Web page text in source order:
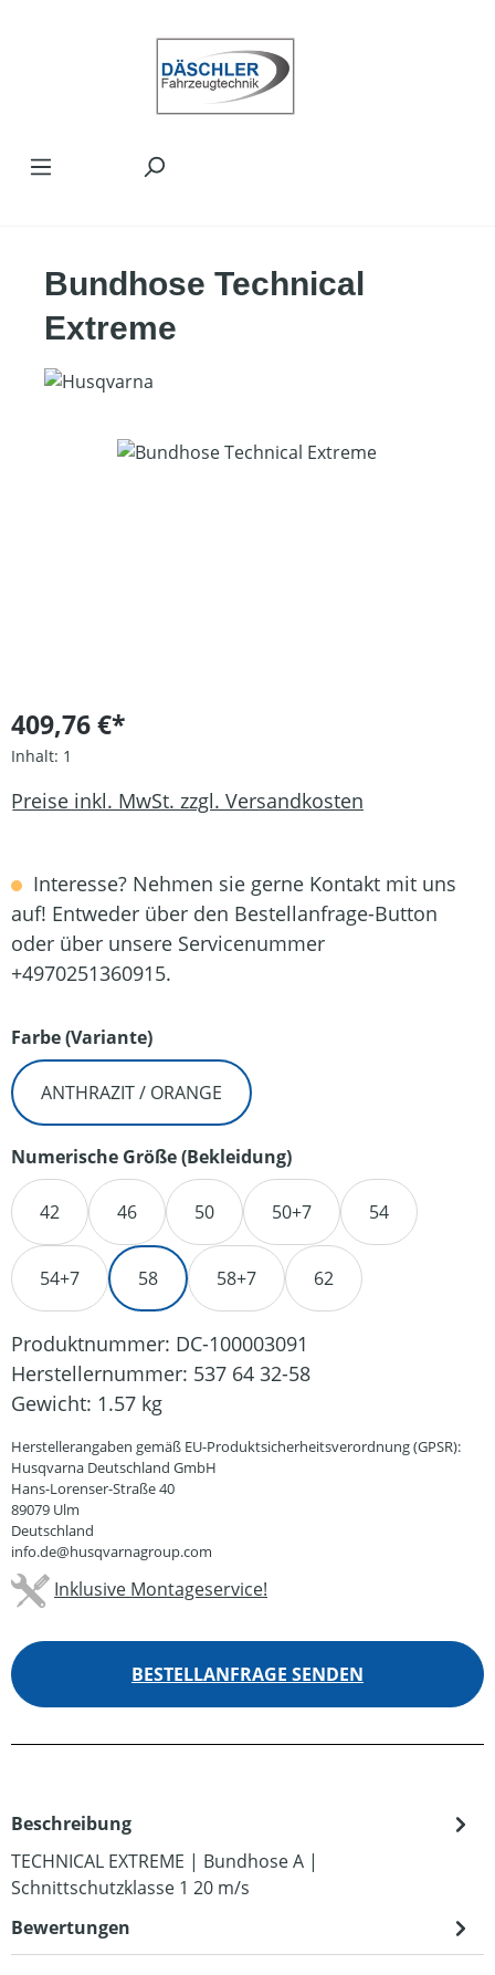
Bundhose Technical
Extreme
Bildergalerie überspringen
409,76 €*
Inhalt: 1
Preise inkl. MwSt. zzgl. Versandkosten
Interesse? Nehmen sie gerne Kontakt mit uns
auf! Entweder über den Bestellanfrage-Button
oder über unsere Servicenummer
+4970251360915.
Farbe (Variante)auswählen
ANTHRAZIT / ORANGE
Numerische Größe (Bekleidung)auswählen
42 46 50 50+7 54
54+7 58 58+7 62
Produktnummer: DC-100003091
Herstellernummer: 537 64 32-58
Gewicht: 1.57 kg
Herstellerangaben gemäß EU-Produktsicherheitsverordnung (GPSR):
Husqvarna Deutschland GmbH
Hans-Lorenser-Straße 40
89079 Ulm
Deutschland
info.de@husqvarnagroup.com
Inklusive Montageservice!
BESTELLANFRAGE SENDEN
Beschreibung
TECHNICAL EXTREME | Bundhose A |
Schnittschutzklasse 1 20 m/s
Bewertungen